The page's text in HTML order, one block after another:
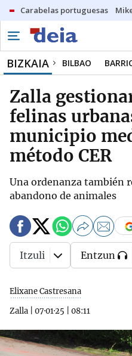
Carabelas portuguesas
BIZKAIA BILBAO
Zalla
felinas
municipio
método CER
Una ordenanza también
abandono de animales
Elixane Castresana
Zalla
07·01·25 08:11
Itzuli Entzun